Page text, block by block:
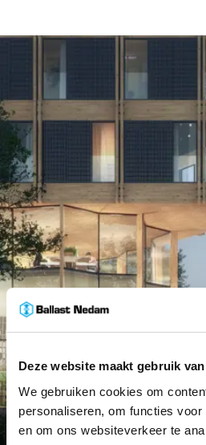
Deze website maakt gebruik
We gebruiken cookies om
personaliseren, om functies
en om ons websiteverkeer te